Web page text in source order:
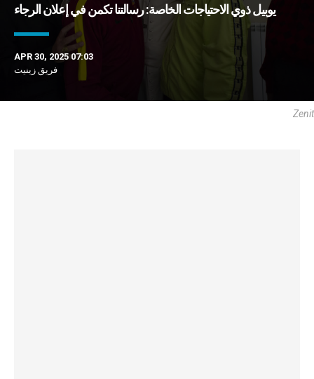
يوبيل ذوي الاحتياجات الخاصة: رسالتنا تكمن في إعلان الرجاء
APR 30, 2025 07:03
فريق زينيت
Zenit